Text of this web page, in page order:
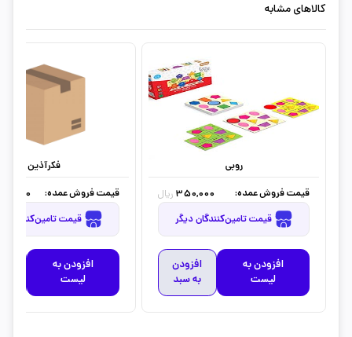
کالاهای مشابه
روبی
قیمت فروش عمده:
350,000 ریال
قیمت تامین‌کنندگان دیگر
افزودن به
لیست
افزودن
به سبد
فکرآذین
قیمت فروش عمده:
قیمت تامین‌کنندگان دیگر
افزودن به
لیست